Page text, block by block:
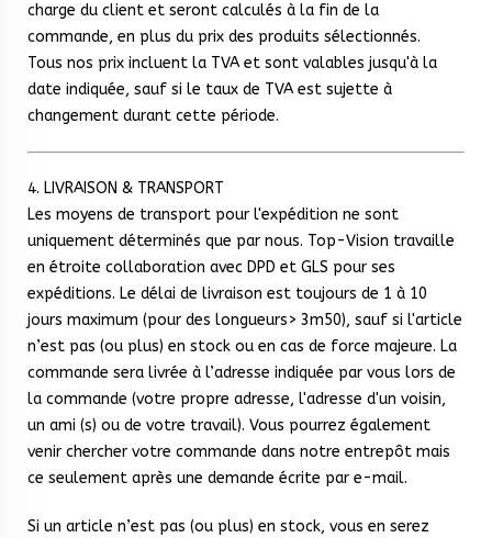
charge du client et seront calculés à la fin de la
commande, en plus du prix des produits sélectionnés.
Tous nos prix incluent la TVA et sont valables jusqu'à la
date indiquée, sauf si le taux de TVA est sujette à
changement durant cette période.
4. LIVRAISON & TRANSPORT
Les moyens de transport pour l'expédition ne sont
uniquement déterminés que par nous. Top-Vision travaille
en étroite collaboration avec DPD et GLS pour ses
expéditions. Le délai de livraison est toujours de 1 à 10
jours maximum (pour des longueurs> 3m50), sauf si l'article
n’est pas (ou plus) en stock ou en cas de force majeure. La
commande sera livrée à l’adresse indiquée par vous lors de
la commande (votre propre adresse, l'adresse d'un voisin,
un ami (s) ou de votre travail). Vous pourrez également
venir chercher votre commande dans notre entrepôt mais
ce seulement après une demande écrite par e-mail.
Si un article n’est pas (ou plus) en stock, vous en serez